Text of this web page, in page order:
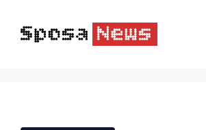
contenuto